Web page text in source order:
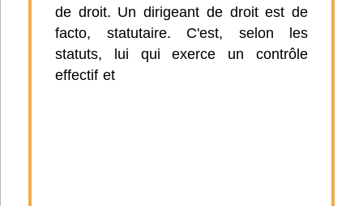
de droit. Un dirigeant de droit est de
facto, statutaire. C'est, selon les
statuts, lui qui exerce un contrôle
effectif et